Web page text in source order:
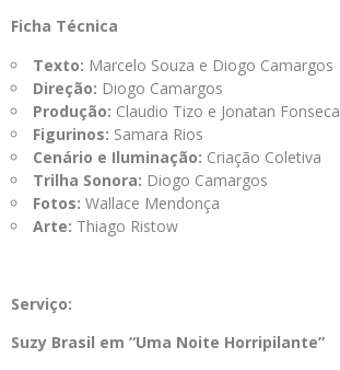
Ficha Técnica
Texto: Marcelo Souza e Diogo Camargos
Direção: Diogo Camargos
Produção: Claudio Tizo e Jonatan Fonseca
Figurinos: Samara Rios
Cenário e Iluminação: Criação Coletiva
Trilha Sonora: Diogo Camargos
Fotos: Wallace Mendonça
Arte: Thiago Ristow
Serviço:
Suzy Brasil em “Uma Noite Horripilante”